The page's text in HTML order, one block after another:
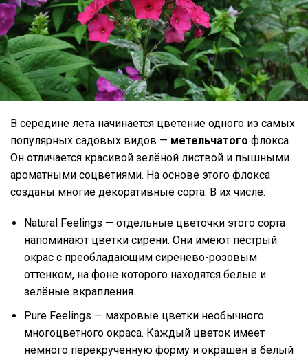
В середине лета начинается цветение одного из самых
популярных садовых видов — метельчатого флокса.
Он отличается красивой зелёной листвой и пышными
ароматными соцветиями. На основе этого флокса
созданы многие декоративные сорта. В их числе:
Natural Feelings — отдельные цветочки этого сорта
напоминают цветки сирени. Они имеют пёстрый
окрас с преобладающим сиренево-розовым
оттенком, на фоне которого находятся белые и
зелёные вкрапления.
Pure Feelings — махровые цветки необычного
многоцветного окраса. Каждый цветок имеет
немного перекрученную форму и окрашен в белый